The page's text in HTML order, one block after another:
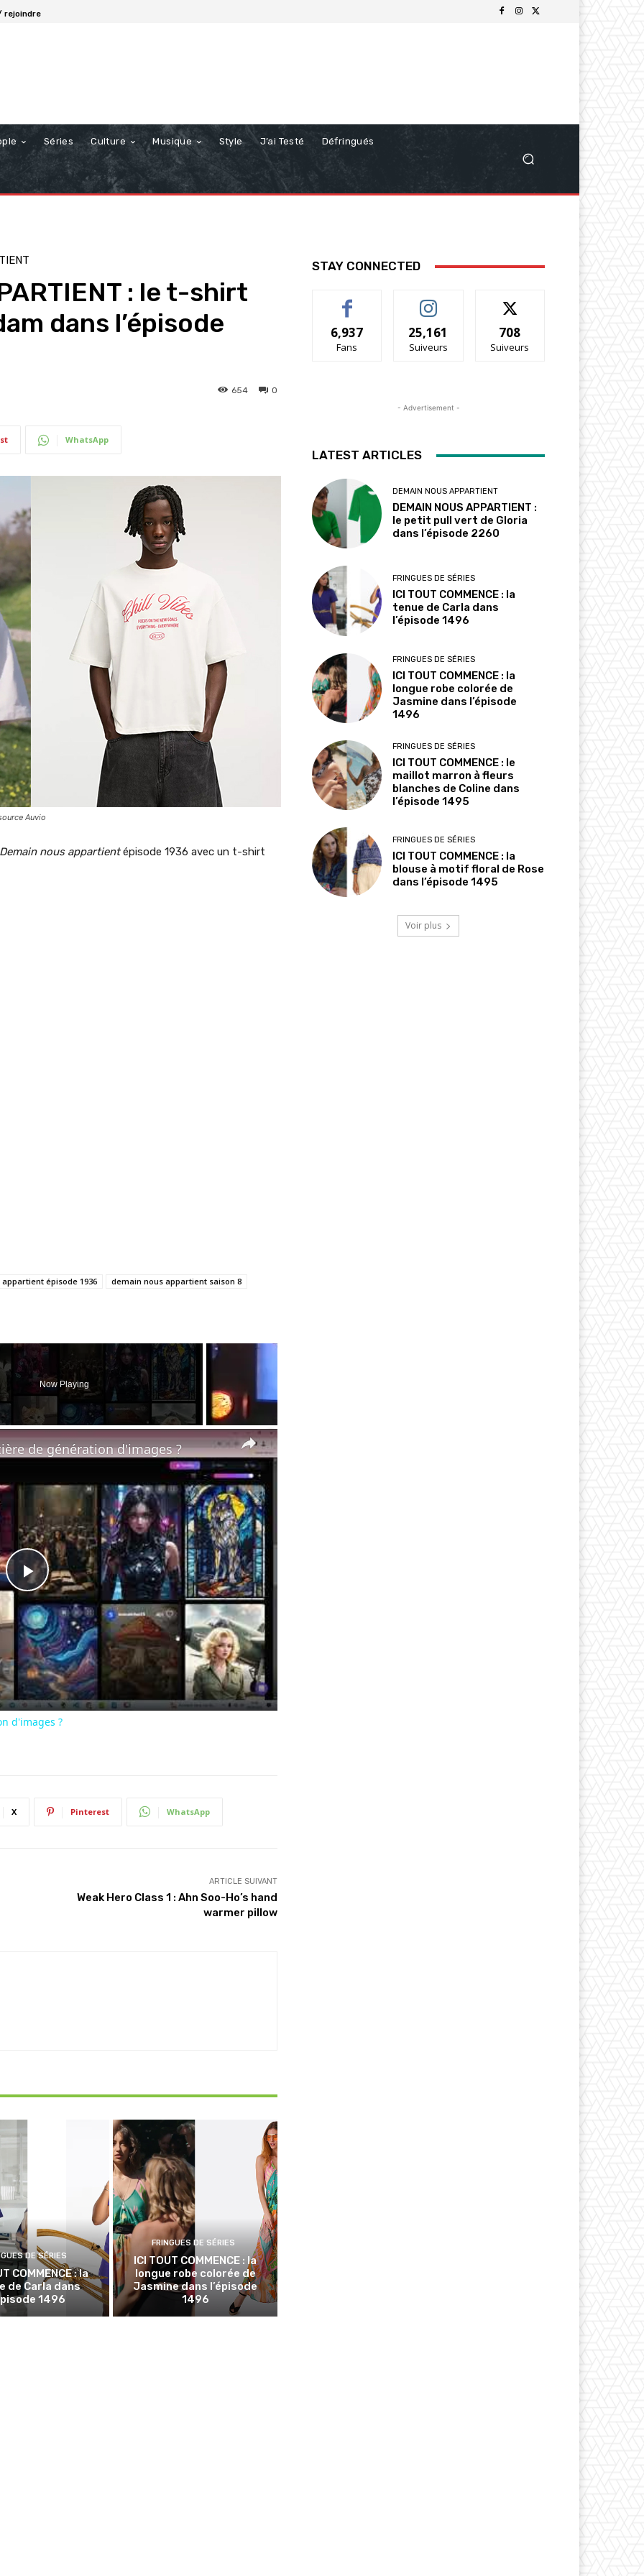
rejoindre
Séries Culture Musique Style J’ai Testé Défringués
: le t-shirt
dans l’épisode
0
654
WhatsApp
Auvio
Demain nous appartientépisode 1936 avec un t-shirt
épisode 1936
demain nous appartient saison 8
Now Playing
×
Play
Video
de génération d'images ?
d'images ?
X Pinterest WhatsApp
ARTICLE SUIVANT
Weak Hero Class 1 : Ahn Soo-Ho’s hand
warmer pillow
DE SÉRIES
COMMENCE : la
de Carla dans
1496
FRINGUES DE SÉRIES
ICI TOUT COMMENCE : la
longue robe colorée de
Jasmine dans l’épisode
1496
STAY CONNECTED
6,937
Fans
25,161
Suiveurs
708
Suiveurs
- Advertisement -
LATEST ARTICLES
DEMAIN NOUS APPARTIENT
DEMAIN NOUS APPARTIENT :
le petit pull vert de Gloria
dans l’épisode 2260
FRINGUES DE SÉRIES
ICI TOUT COMMENCE : la
tenue de Carla dans
l’épisode 1496
FRINGUES DE SÉRIES
ICI TOUT COMMENCE : la
longue robe colorée de
Jasmine dans l’épisode
1496
FRINGUES DE SÉRIES
ICI TOUT COMMENCE : le
maillot marron à fleurs
blanches de Coline dans
l’épisode 1495
FRINGUES DE SÉRIES
ICI TOUT COMMENCE : la
blouse à motif floral de Rose
dans l’épisode 1495
Voir plus